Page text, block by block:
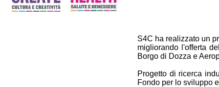
S4C ha realizzato un
migliorando l'offerta
Borgo di Dozza e
Progetto di ricerca
Fondo per lo sviluppo